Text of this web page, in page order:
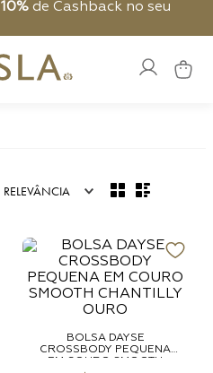
10% de Cashback no seu
RELEVÂNCIA
BOLSA DAYSE
CROSSBODY PEQUENA
EM COURO SMOOTH